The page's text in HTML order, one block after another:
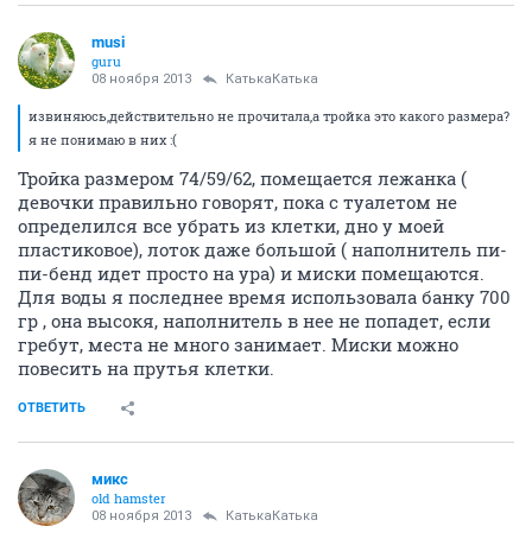
musi
guru
08 ноября 2013 КатькаКатька
извиняюсь,действительно не прочитала,а тройка это какого размера?
я не понимаю в них :(
Тройка размером 74/59/62, помещается лежанка (
девочки правильно говорят, пока с туалетом не
определился все убрать из клетки, дно у моей
пластиковое), лоток даже большой ( наполнитель пи-
пи-бенд идет просто на ура) и миски помещаются.
Для воды я последнее время использовала банку 700
гр , она высокя, наполнитель в нее не попадет, если
гребут, места не много занимает. Миски можно
повесить на прутья клетки.
ОТВЕТИТЬ
микс
old hamster
08 ноября 2013 КатькаКатька